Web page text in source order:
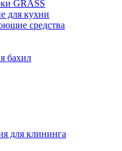
GRASS
для кухни
средства
бахил
для клининга